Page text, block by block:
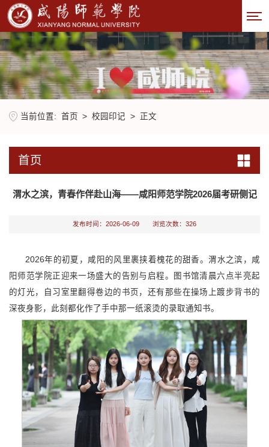
当前位置: 首页 > 校园印记 > 正文
首页
渭水之滨，青春作伴赴山海——咸阳师范学院2026届考研侧记
发布时间：2026-06-09 浏览次数：326
2026年的初夏，咸阳的风里裹挟着槐花的甜香。渭水之滨，咸
阳师范学院正迎来一场盛大的告别与启程。图书馆清晨六点半亮起
的灯光，自习室里翻得卷边的书页，还有那些在操场上踱步背书的
深夜身影，此刻都化作了手中那一纸滚烫的录取通知书。